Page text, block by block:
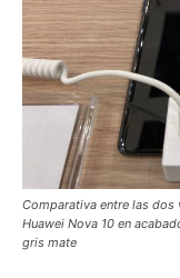
Comparativa entre las
Huawei Nova 10 en
gris mate